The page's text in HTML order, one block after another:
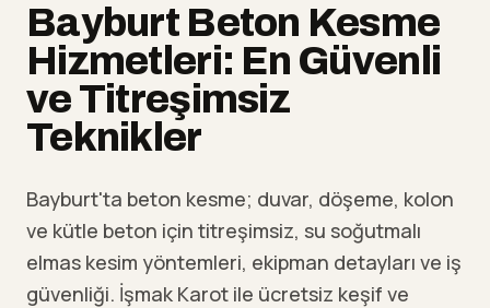
Bayburt Beton Kesme
Hizmetleri: En Güvenli
ve Titreşimsiz
Teknikler
Bayburt'ta beton kesme; duvar, döşeme, kolon
ve kütle beton için titreşimsiz, su soğutmalı
elmas kesim yöntemleri, ekipman detayları ve iş
güvenliği. İşmak Karot ile ücretsiz keşif ve